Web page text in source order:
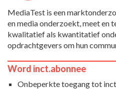
MediaTest is een
en media onderzoekt, meet en
kwalitatief als kwantitatief
opdrachtgevers om hun
Word inct.abonnee
Onbeperkte toegang tot inct